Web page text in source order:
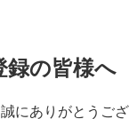
録の皆様へ
にありがとうご